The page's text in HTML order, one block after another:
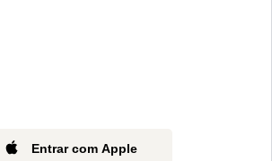
Entrar com Apple